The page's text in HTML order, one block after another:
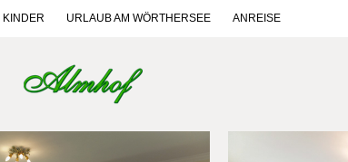
KINDER URLAUB AM WÖRTHERSEE ANREISE